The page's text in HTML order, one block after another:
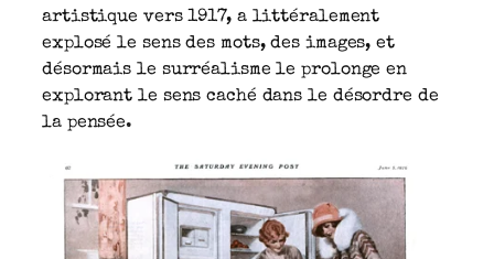
artistique vers 1917, a littéralement
explosé le sens des mots, des images, et
désormais le surréalisme le prolonge en
explorant le sens caché dans le désordre de
la pensée.